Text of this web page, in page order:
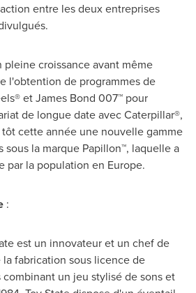
entre les deux entreprises
pleine croissance avant même
l'obtention de programmes de
etJames Bond 007™ pour
de longue date avec Caterpillar®,
tôt cette année une nouvelle gamme
la marque Papillon™, laquelle a
par la population en Europe.
:
est un innovateur et un chef de
fabrication sous licence de
un jeu stylisé de sons et